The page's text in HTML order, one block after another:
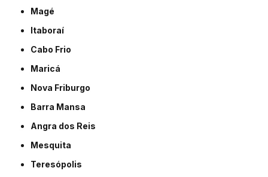
Magé
Itaboraí
Cabo Frio
Maricá
Nova Friburgo
Barra Mansa
Angra dos Reis
Mesquita
Teresópolis